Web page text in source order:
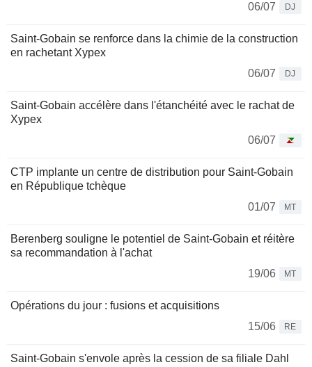
06/07
DJ
Saint-Gobain se renforce dans la chimie de la construction
en rachetant Xypex
06/07
DJ
Saint-Gobain accélère dans l'étanchéité avec le rachat de
Xypex
06/07
CTP implante un centre de distribution pour Saint-Gobain
en République tchèque
01/07
MT
Berenberg souligne le potentiel de Saint-Gobain et réitère
sa recommandation à l'achat
19/06
MT
Opérations du jour : fusions et acquisitions
15/06
RE
Saint-Gobain s'envole après la cession de sa filiale Dahl